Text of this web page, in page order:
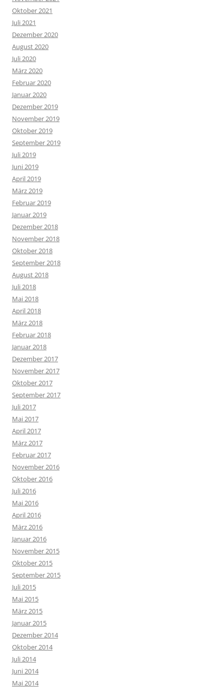
Oktober 2021
Juli 2021
Dezember 2020
August 2020
Juli 2020
März 2020
Februar 2020
Januar 2020
Dezember 2019
November 2019
Oktober 2019
September 2019
Juli 2019
Juni 2019
April 2019
März 2019
Februar 2019
Januar 2019
Dezember 2018
November 2018
Oktober 2018
September 2018
August 2018
Juli 2018
Mai 2018
April 2018
März 2018
Februar 2018
Januar 2018
Dezember 2017
November 2017
Oktober 2017
September 2017
Juli 2017
Mai 2017
April 2017
März 2017
Februar 2017
November 2016
Oktober 2016
Juli 2016
Mai 2016
April 2016
März 2016
Januar 2016
November 2015
Oktober 2015
September 2015
Juli 2015
Mai 2015
März 2015
Januar 2015
Dezember 2014
Oktober 2014
Juli 2014
Juni 2014
Mai 2014